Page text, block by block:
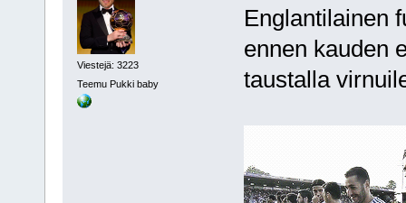
Viestejä: 3223
Teemu Pukki baby
Englantilainen
ennen kauden
taustalla